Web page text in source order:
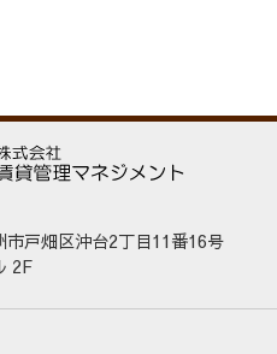
市戸畑区沖台2丁目11番16号
2F